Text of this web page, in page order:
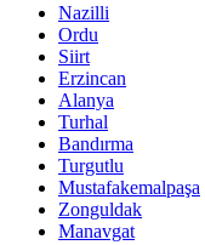
Nazilli
Ordu
Siirt
Erzincan
Alanya
Turhal
Bandırma
Turgutlu
Mustafakemalpaşa
Zonguldak
Manavgat